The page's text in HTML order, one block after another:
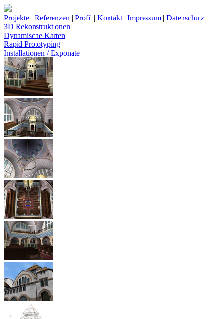
Projekte | Referenzen | Profil | Kontakt | Impressum | Datenschutz
3D Rekonstruktionen
Dynamische Karten
Rapid Prototyping
Installationen / Exponate